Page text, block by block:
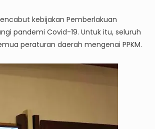
kebijakan Pemberlakuan
pandemi Covid-19. Untuk itu, seluruh
peraturan daerah mengenai PPKM.